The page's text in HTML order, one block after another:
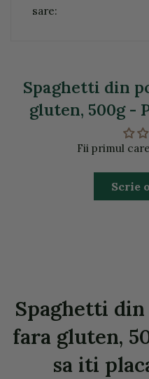
sare:
Spaghetti din
gluten, 500g -
Fii primul
Scrie
Spaghetti
fara gluten,
sa iti